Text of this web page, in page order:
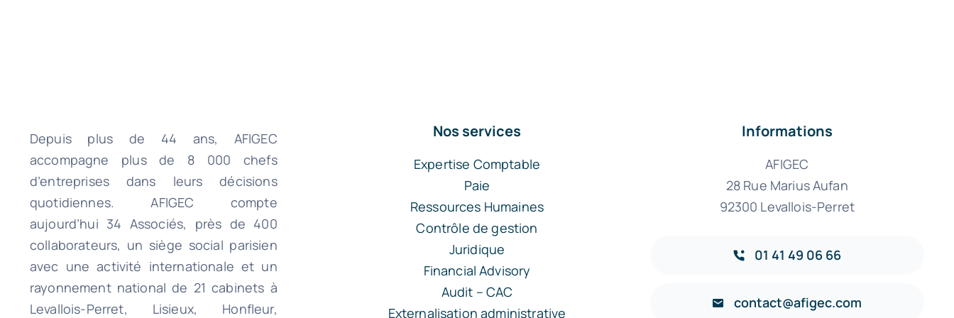
Depuis plus de 44 ans, AFIGEC
accompagne plus de 8 000 chefs
d’entreprises dans leurs décisions
quotidiennes. AFIGEC compte
aujourd’hui 34 Associés, près de 400
collaborateurs, un siège social parisien
avec une activité internationale et un
rayonnement national de 21 cabinets à
Levallois-Perret, Lisieux, Honfleur,
Nos services
Expertise Comptable
Paie
Ressources Humaines
Contrôle de gestion
Juridique
Financial Advisory
Audit – CAC
Externalisation administrative
Informations
AFIGEC
28 Rue Marius Aufan
92300 Levallois-Perret
01 41 49 06 66
contact@afigec.com